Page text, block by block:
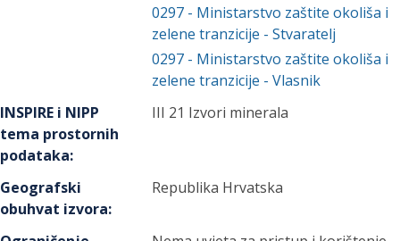
0297 - Ministarstvo zaštite okoliša i
zelene tranzicije - Stvaratelj
0297 - Ministarstvo zaštite okoliša i
zelene tranzicije - Vlasnik
INSPIRE i NIPP
tema prostornih
podataka:
III 21 Izvori minerala
Geografski
obuhvat izvora:
Republika Hrvatska